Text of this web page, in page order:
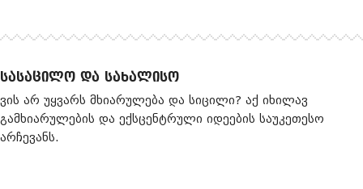
ᲡᲐᲡᲐᲪᲘᲚᲝ ᲓᲐ ᲡᲐᲮᲐᲚᲘᲡᲝ
ვის არ უყვარს მხიარულება და სიცილი? აქ იხილავ
გამხიარულების და ექსცენტრული იდეების საუკეთესო
არჩევანს.